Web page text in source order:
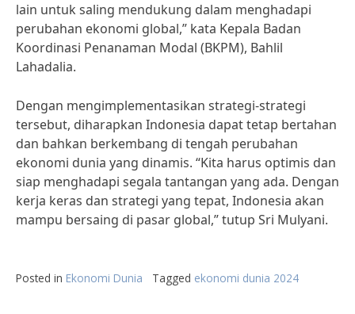
lain untuk saling mendukung dalam menghadapi
perubahan ekonomi global,” kata Kepala Badan
Koordinasi Penanaman Modal (BKPM), Bahlil
Lahadalia.
Dengan mengimplementasikan strategi-strategi
tersebut, diharapkan Indonesia dapat tetap bertahan
dan bahkan berkembang di tengah perubahan
ekonomi dunia yang dinamis. “Kita harus optimis dan
siap menghadapi segala tantangan yang ada. Dengan
kerja keras dan strategi yang tepat, Indonesia akan
mampu bersaing di pasar global,” tutup Sri Mulyani.
Posted in Ekonomi Dunia Tagged ekonomi dunia 2024